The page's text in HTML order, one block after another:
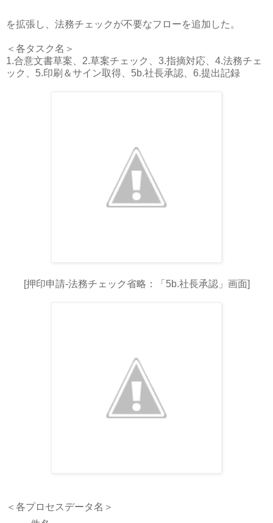
を拡張し、法務チェックが不要なフローを追加した。
＜各タスク名＞
1.合意文書草案、2.草案チェック、3.指摘対応、4.法務チェ
ック、5.印刷＆サイン取得、5b.社長承認、6.提出記録
[押印申請-法務チェック省略：「5b.社長承認」画面]
＜各プロセスデータ名＞